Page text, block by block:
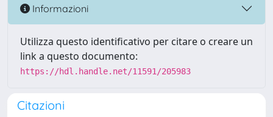
Informazioni
Utilizza questo identificativo per citare o creare un
link a questo documento:
https://hdl.handle.net/11591/205983
Citazioni